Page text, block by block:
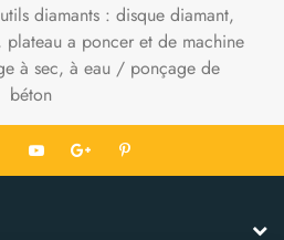
diamants : disque diamant,
a poncer et de machine
à sec, à eau / ponçage de
béton